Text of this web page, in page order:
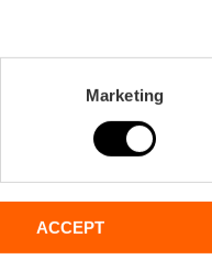
Marketing
ACCEPT